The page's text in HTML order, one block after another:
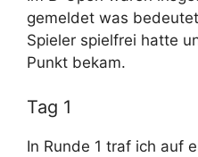
gemeldet was
Spieler spielfrei hatte
Punkt bekam.
Tag 1
In Runde 1 traf ich auf